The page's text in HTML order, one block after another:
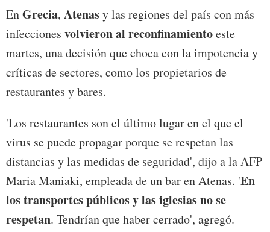
EnGrecia, Atenasy las regiones del país con más
infecciones volvieron al reconfinamientoeste
martes, una decisión que choca con la impotencia y
críticas de sectores, como los propietarios de
restaurantes y bares.
'Los restaurantes son el último lugar en el que el
virus se puede propagar porque se respetan las
distancias y las medidas de seguridad', dijo a la AFP
Maria Maniaki, empleada de un bar en Atenas. 'En
los transportes públicos y las iglesias no se
respetan. Tendrían que haber cerrado', agregó.